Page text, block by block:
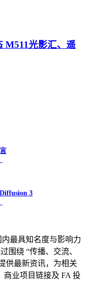
M511光影汇、遥
3
内最具知名度与影响力
围绕 “传播、交流、
供最新资讯，为相关
业项目链接及 FA 投